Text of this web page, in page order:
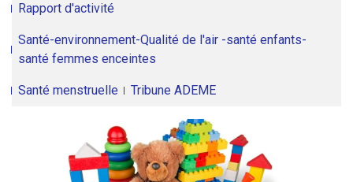
Rapport d'activité
Santé-environnement-Qualité de l'air -santé enfants-
santé femmes enceintes
Santé menstruelle Tribune ADEME